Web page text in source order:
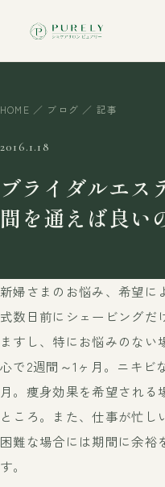
HOME ／ ブログ ／ 記事
2016.1.18
ブライダルエス
間を通えば良い
新婦さまのお悩み、希望に
式数日前にシェービングだ
ますし、特にお悩みのな
心で2週間～1ヶ月。ニキビ
月。痩身効果を希望される
ところ。また、仕事が忙
困難な場合には期間に余裕
す。